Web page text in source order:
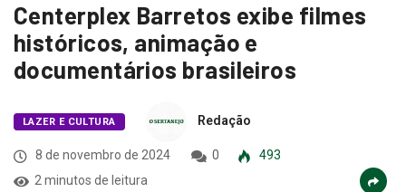
Centerplex Barretos exibe filmes
históricos, animação e
documentários brasileiros
LAZER E CULTURA Redação
8 de novembro de 2024 0
493
2 minutos de leitura